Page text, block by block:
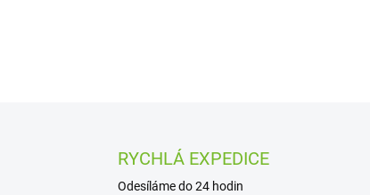
RYCHLÁ EXPEDICE
Odesíláme do 24 hodin